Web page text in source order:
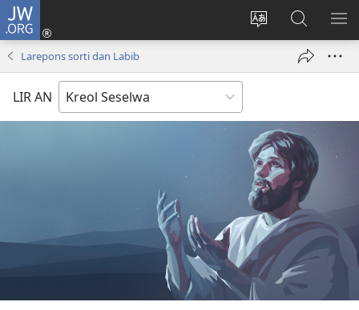
JW.ORG
Sanz
Log
window)
Rode
JW.ORG
Larepons sorti dan Labib
LIR AN